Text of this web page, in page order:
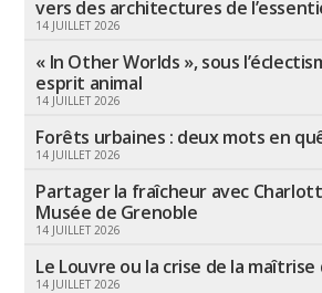
vers des architectures de
14 JUILLET 2026
« In Other Worlds », sous
esprit animal
14 JUILLET 2026
Forêts urbaines : deux mots en
14 JUILLET 2026
Partager la fraîcheur avec
Musée de Grenoble
14 JUILLET 2026
Le Louvre ou la crise de la maîtrise
14 JUILLET 2026